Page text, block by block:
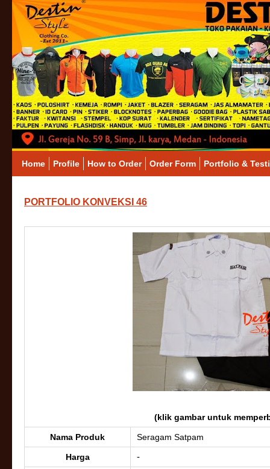
Home Profile How to Order Order Form Portfolio &
PORTFOLIO KONVEKSI 46
(klik gambar untuk
Nama Produk Seragam Satpam
Harga -